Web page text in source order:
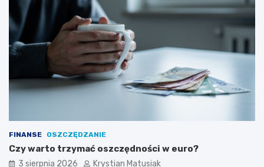
FINANSE OSZCZĘDZANIE
Czy warto trzymać oszczędności w euro?
3 sierpnia 2026 Krystian Matusiak